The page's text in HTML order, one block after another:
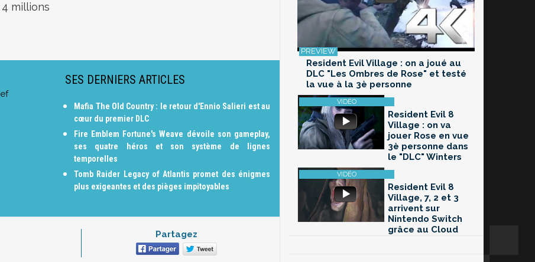
4 millions
SES DERNIERS ARTICLES
Mafia The Old Country : le retour d'Ennio Salieri est au
cœur du premier DLC
Fire Emblem Fortune's Weave dévoile son gameplay,
ses quatre héros et son système de lignes
temporelles
Tomb Raider Legacy of Atlantis promet des énigmes
plus exigeantes et des pièges impitoyables
Partagez
Resident Evil Village : on a joué au
DLC "Les Ombres de Rose" et testé
la vue à la 3è personne
Resident Evil 8
Village : on va
jouer Rose en vue
3è personne dans
le "DLC" Winters
Resident Evil 8
Village, 7, 2 et 3
arrivent sur
Nintendo Switch
grâce au Cloud